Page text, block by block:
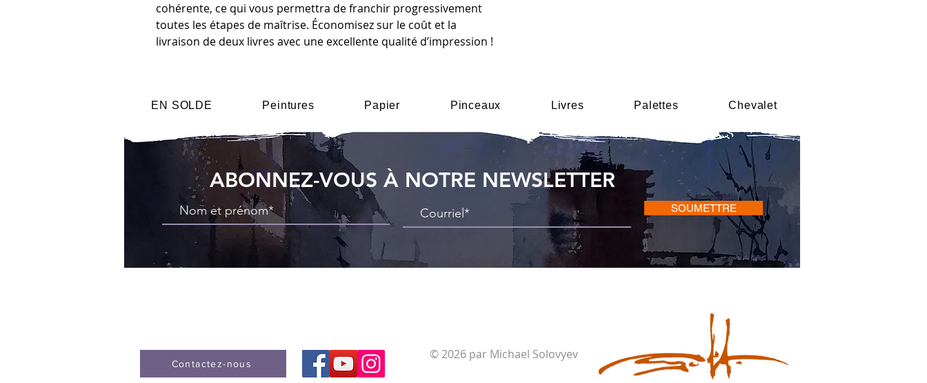
cohérente, ce qui vous permettra de franchir progressivement
toutes les étapes de maîtrise. Économisez sur le coût et la
livraison de deux livres avec une excellente qualité d’impression !
EN SOLDE Peintures Papier Pinceaux Livres Palettes Chevalet
Contactez-nous
ABONNEZ-VOUS À NOTRE NEWSLETTER
SOUMETTRE
© 2026 par Michael Solovyev